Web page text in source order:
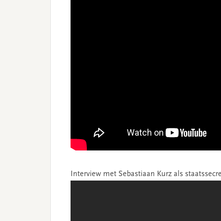
Interview met Sebastiaan Kurz als